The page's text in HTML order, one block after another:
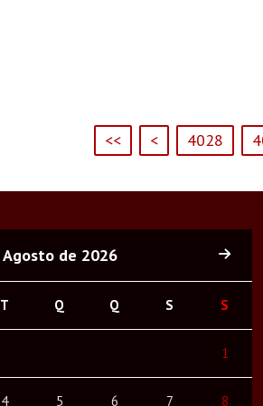
<< < 4028
Agosto de 2026
T Q Q S S
1
4 5 6 7 8